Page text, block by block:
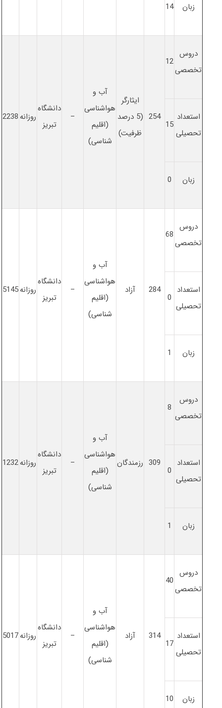
زبان 14
دروس
تخصصی
12
254
ایثارگر
(5 درصد
ظرفیت)
آب و
هواشناسی
(اقلیم
شناسی)
–
دانشگاه
تبریز
روزانه 2238
استعداد
تحصیلی
15
زبان 0
دروس
تخصصی
68
284 آزاد
آب و
هواشناسی
(اقلیم
شناسی)
–
دانشگاه
تبریز
روزانه5145
استعداد
تحصیلی
0
زبان 1
دروس
تخصصی
8
309 رزمندگان
آب و
هواشناسی
(اقلیم
شناسی)
–
دانشگاه
تبریز
روزانه1232
استعداد
تحصیلی
0
زبان 1
دروس
تخصصی
40
314 آزاد
آب و
هواشناسی
(اقلیم
شناسی)
–
دانشگاه
تبریز
روزانه5017
استعداد
تحصیلی
17
زبان 10